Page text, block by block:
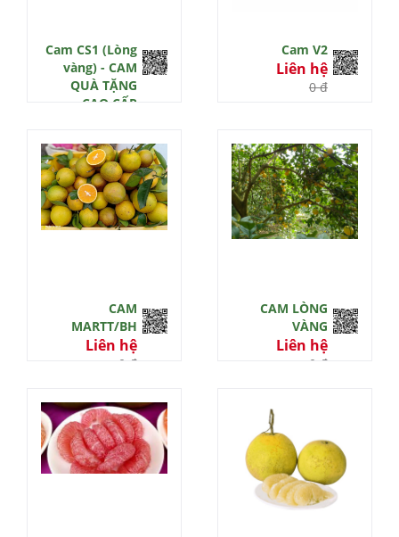
Cam CS1 (Lòng
vàng) - CAM
QUÀ TẶNG
CAO CẤP
Liên hệ
0 đ
Cam V2
Liên hệ
0 đ
CAM
MARTT/BH
Liên hệ
0 đ
CAM LÒNG
VÀNG
Liên hệ
0 đ